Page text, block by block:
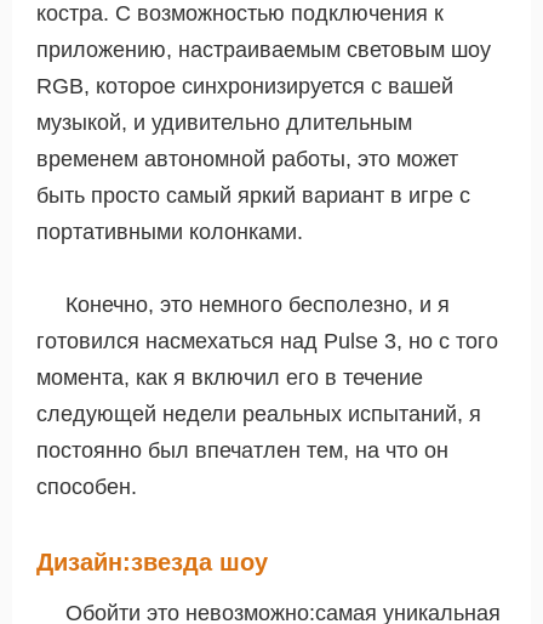
костра. С возможностью подключения к
приложению, настраиваемым световым шоу
RGB, которое синхронизируется с вашей
музыкой, и удивительно длительным
временем автономной работы, это может
быть просто самый яркий вариант в игре с
портативными колонками.
Конечно, это немного бесполезно, и я
готовился насмехаться над Pulse 3, но с того
момента, как я включил его в течение
следующей недели реальных испытаний, я
постоянно был впечатлен тем, на что он
способен.
Дизайн:звезда шоу
Обойти это невозможно:самая уникальная